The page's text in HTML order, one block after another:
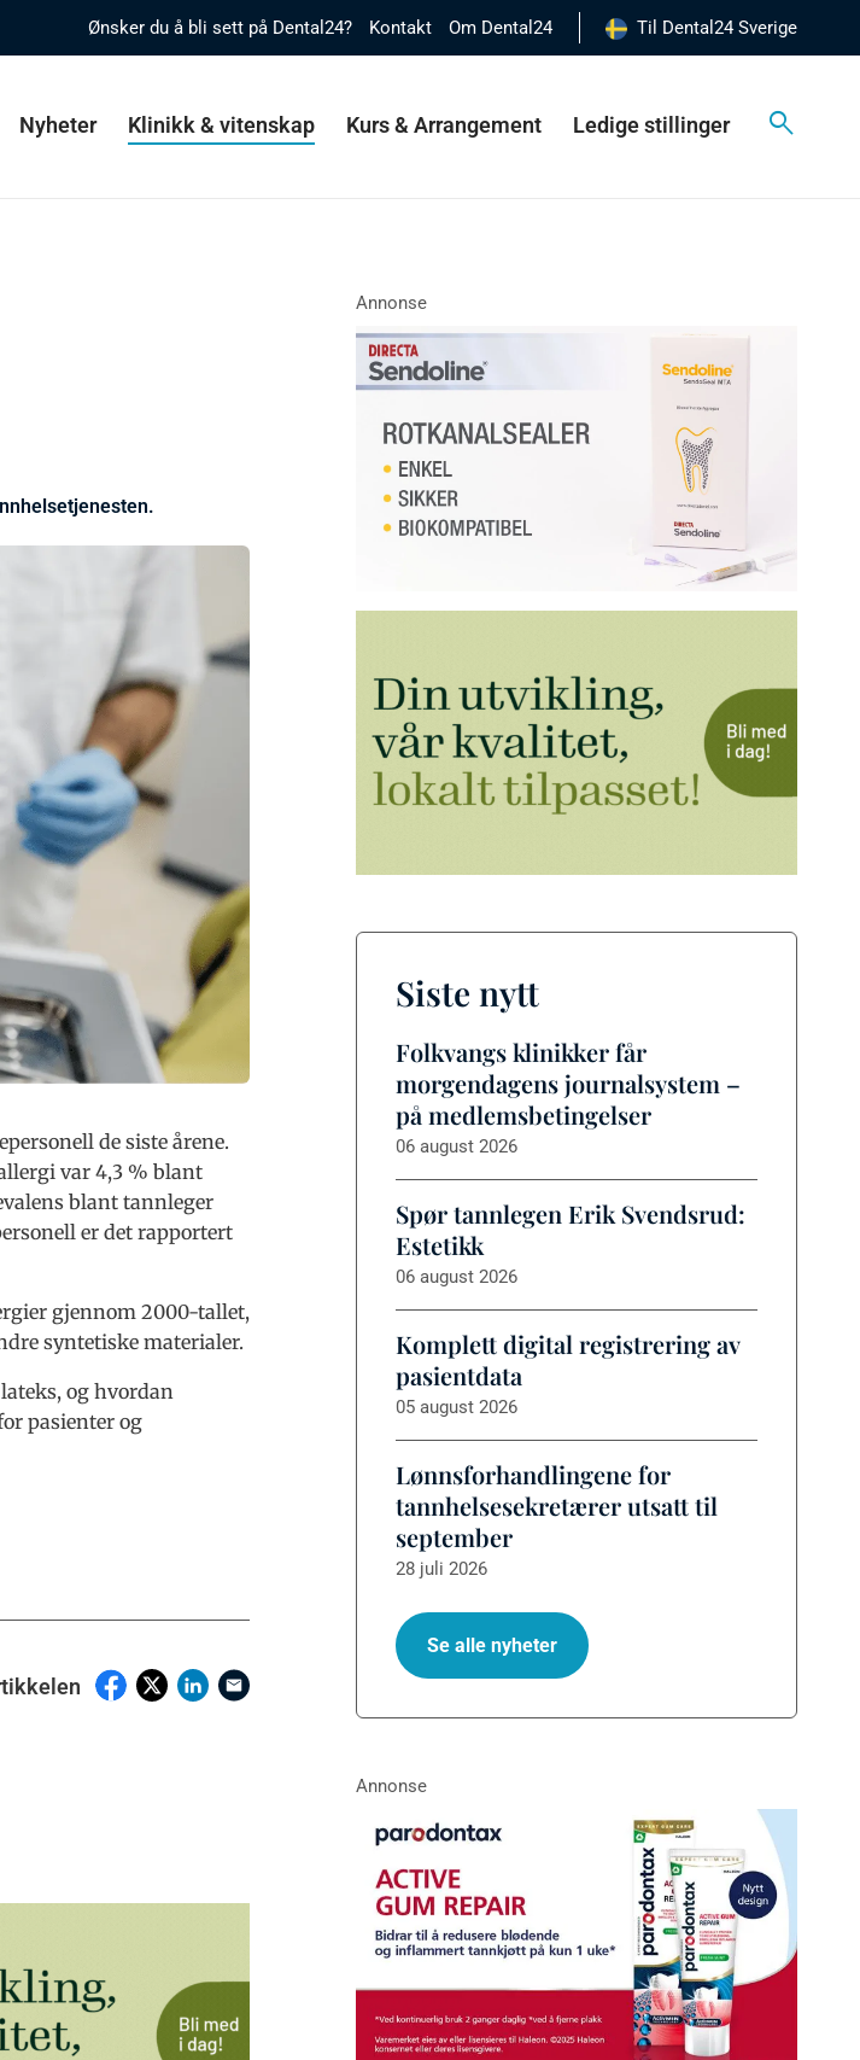
Ønsker du å bli sett på Dental24? Kontakt Om Dental24 Til Dental24 Sverige
Nyheter Klinikk & vitenskap Kurs & Arrangement Ledige stillinger
de siste årene.
var 4,3 % blant
blant tannleger
er det rapportert
gjennom 2000-tallet,
syntetiske materialer.
og hvordan
pasienter og
Siste nytt
Folkvangs klinikker får
morgendagens journalsystem –
på medlemsbetingelser
06 august 2026
Spør tannlegen Erik Svendsrud:
Estetikk
06 august 2026
Komplett digital registrering av
pasientdata
05 august 2026
Lønnsforhandlingene for
tannhelsesekretærer utsatt til
september
28 juli 2026
Se alle nyheter